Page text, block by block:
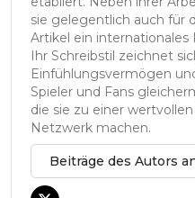
sie gelegentlich auch für
Artikel ein internationales
Ihr Schreibstil zeichnet
Einfühlungsvermögen
Spieler und Fans
die sie zu einer
Netzwerk machen.
Beiträge des Autors